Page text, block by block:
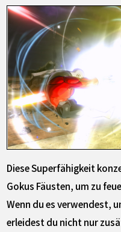
Diese Superfähigkeit
Gokus Fäusten, um zu
Wenn du es verwendest,
erleidest du nicht nur